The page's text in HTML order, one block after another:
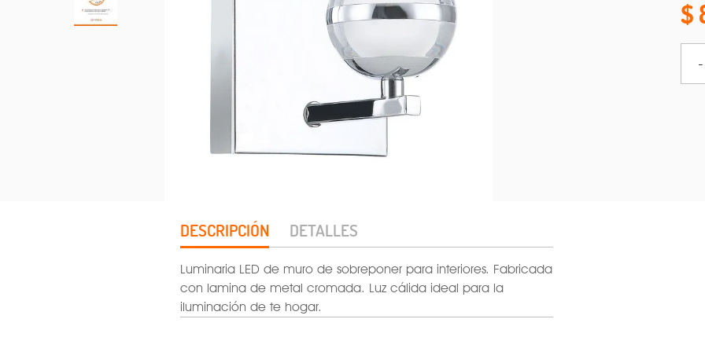
-
DESCRIPCIÓN DETALLES
Luminaria LED de muro de sobreponer para interiores. Fabricada
con lamina de metal cromada. Luz cálida ideal para la
iluminación de te hogar.